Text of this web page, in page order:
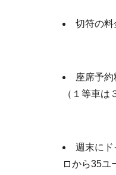
切符の料
座席予
（１等車
週末にド
ロから35ユ